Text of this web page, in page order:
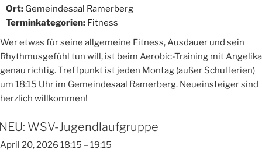
Ort: Gemeindesaal Ramerberg
Terminkategorien: Fitness
Wer etwas für seine allgemeine Fitness, Ausdauer und sein
Rhythmusgefühl tun will, ist beim Aerobic-Training mit Angelika
genau richtig. Treffpunkt ist jeden Montag (außer Schulferien)
um 18:15 Uhr im Gemeindesaal Ramerberg. Neueinsteiger sind
herzlich willkommen!
WSV-Jugendlaufgruppe
April 20, 2026 18:15 –19:15